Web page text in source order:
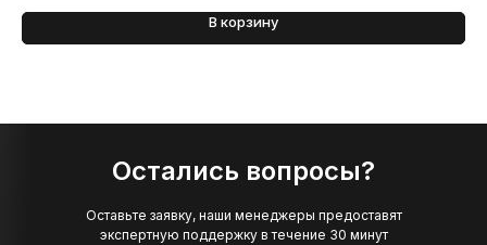
В корзину
Остались вопросы?
Оставьте заявку, наши менеджеры предоставят
экспертную поддержку в течение 30 минут